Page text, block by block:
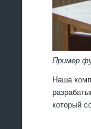
Пример
Наша
который